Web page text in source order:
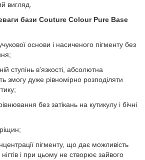
вигляд.
бази Couture Colour Pure Base
основи і насиченого пігменту без
ступінь в'язкості, абсолютна
змогу дуже рівномірно розподіляти
без затікань на кутикулу і бічні
пігменту, що дає можливість
і при цьому не створює зайвого